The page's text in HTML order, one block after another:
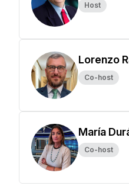
Host
Lorenzo
Co-host
María
Co-host